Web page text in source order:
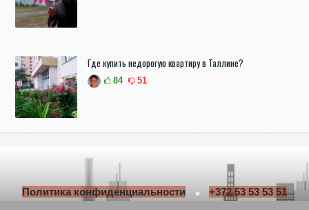
Где купить недорогую квартиру в Таллине?
84 51
Политика конфиденциальности
+372 53 53 53 51